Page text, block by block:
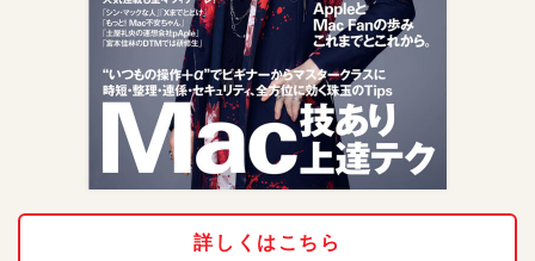
詳しくはこちら